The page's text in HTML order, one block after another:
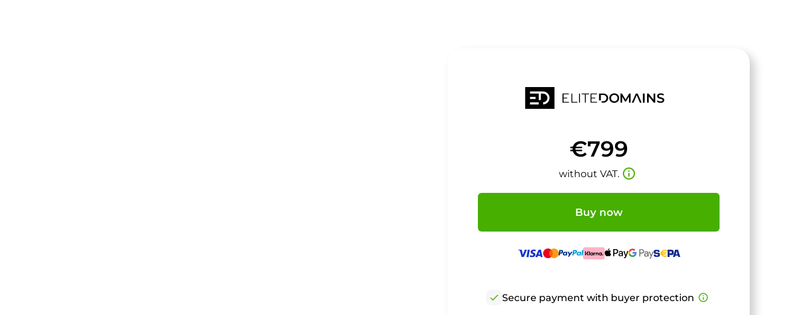
€799
without VAT. info_outline
Buy now
check Secure payment with buyer protection info_outline